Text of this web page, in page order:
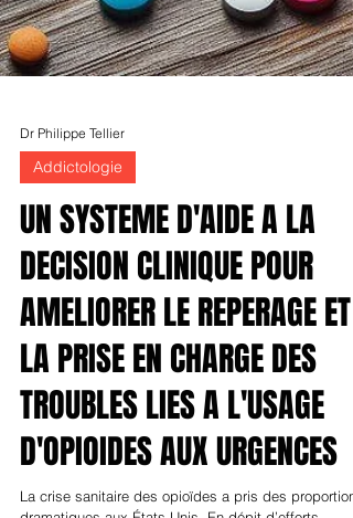
Dr Philippe Tellier
Addictologie
UN SYSTEME D'AIDE A LA
DECISION CLINIQUE POUR
AMELIORER LE REPERAGE ET
LA PRISE EN CHARGE DES